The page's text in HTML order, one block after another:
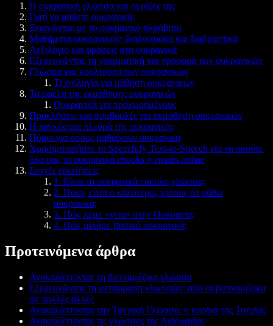
Η ουκρανική γλώσσα και οι ρίζες της
Γιατί να μάθετε ουκρανικά;
Ξεκινώντας με το ουκρανικό αλφάβητο
Μαθήματα ουκρανικών: διαδικτυακά και διαδραστικά
Λεξιλόγιο και φράσεις στα ουκρανικά
Εξερευνώντας τη γραμματική και προφορά των ουκρανικών
Γλώσσα και κουλτούρα των ουκρανικών
Τεχνολογία για μάθηση ουκρανικών
Τα οφέλη της εκμάθησης ουκρανικών
Ουκρανικά για προχωρημένους
Προκλήσεις και συμβουλές για εκμάθηση ουκρανικών
Η παγκόσμια πλευρά της ουκρανικής
Πόροι για όσους μαθαίνουν ουκρανικά
Χρησιμοποιήστε το Speechify Text-to-Speech για να ακούτε
όλα σας τα ουκρανικά ebooks ή emails online
Συχνές ερωτήσεις
1. Είναι τα ουκρανικά εύκολη γλώσσα;
2. Ποιος είναι ο καλύτερος τρόπος να μάθω
ουκρανικά;
3. Πώς λέμε «γεια» στην Ουκρανία;
4. Πώς μιλάμε βασικά ουκρανικά;
Προτεινόμενα άρθρα
Ανακαλύπτοντας τη βιετναμέζικη γλώσσα
Εξερευνώντας τη μετάφραση γλωσσών: από τα βιετναμέζικα
σε πολλές άλλες
Ανακαλύπτοντας την Τσεχική Γλώσσα: η καρδιά της Τσεχίας
Ανακαλύπτοντας τις γλώσσες της Λιθουανίας